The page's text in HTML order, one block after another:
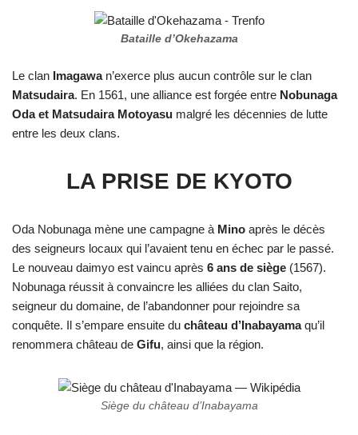
Bataille d’Okehazama
Le clan Imagawa n’exerce plus aucun contrôle sur le clan
Matsudaira. En 1561, une alliance est forgée entre Nobunaga
Oda et Matsudaira Motoyasu malgré les décennies de lutte
entre les deux clans.
LA PRISE DE KYOTO
Oda Nobunaga mène une campagne à Mino après le décès
des seigneurs locaux qui l’avaient tenu en échec par le passé.
Le nouveau daimyo est vaincu après 6 ans de siège (1567).
Nobunaga réussit à convaincre les alliées du clan Saito,
seigneur du domaine, de l’abandonner pour rejoindre sa
conquête. Il s’empare ensuite du château d’Inabayamaqu’il
renommera château de Gifu, ainsi que la région.
Siège du château d’Inabayama